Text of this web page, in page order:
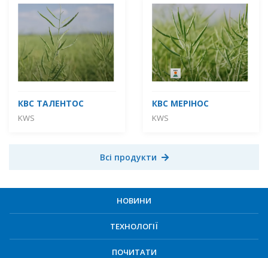
КВС ТАЛЕНТОС
KWS
КВС МЕРІНОС
KWS
Всі продукти
НОВИНИ
ТЕХНОЛОГІЇ
ПОЧИТАТИ